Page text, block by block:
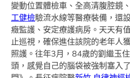
變動位置體檢車、全高清腹腔鏡
工健檢驗流水線等醫療裝備，還
癥監護、安定療護病房。天天有
止巡視，確保進住該院的老年人
照護。往年3月，84歲的劉繼玉
頭，感覺自己的腦袋被強制塞入